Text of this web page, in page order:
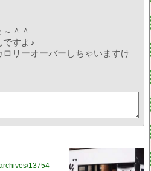
＾＾
ですよ♪
リーオーバーしちゃいますけ
13754